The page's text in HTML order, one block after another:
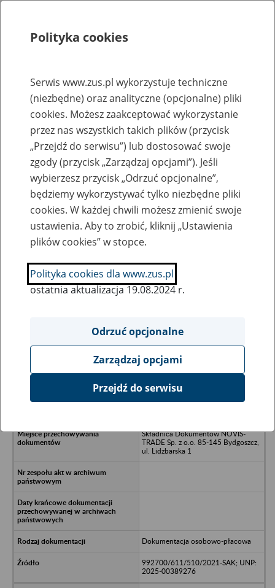
Rejestry, ewidencje i archiwa
Baza zlikwidowanych lub
przekształconych zakładów pracy
Nazwa zakładu pracy:
SZUKAJ
Ukryj wszystkie pozycje bazy
SM Kłos Cerekwica Żnin
Składnica Dokumentów NOVIS-
TRADE Sp. z o.o. 85-145 Bydgoszcz,
ul. Lidzbarska 1
Dokumentacja osobowo-płacowa
992700/611/510/2021-SAK; UNP:
2025-00389276
Polityka cookies
Serwis www.zus.pl wykorzystuje techniczne
(niezbędne) oraz analityczne (opcjonalne) pliki
cookies. Możesz zaakceptować wykorzystanie
przez nas wszystkich takich plików (przycisk
„Przejdź do serwisu”) lub dostosować swoje
zgody (przycisk „Zarządzaj opcjami”). Jeśli
wybierzesz przycisk „Odrzuć opcjonalne”,
będziemy wykorzystywać tylko niezbędne pliki
cookies. W każdej chwili możesz zmienić swoje
ustawienia. Aby to zrobić, kliknij „Ustawienia
plików cookies” w stopce.
Polityka cookies dla www.zus.pl
ostatnia aktualizacja 19.08.2024 r.
Odrzuć opcjonalne
Zarządzaj opcjami
Przejdź do serwisu